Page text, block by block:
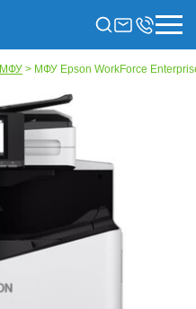
МФУ > МФУ Epson WorkForce